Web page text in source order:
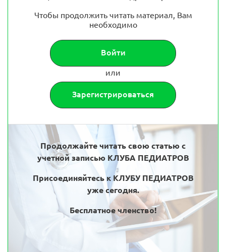
Чтобы продолжить читать материал, Вам
необходимо
Войти
или
Зарегистрироваться
Продолжайте читать свою статью с
учетной записью КЛУБА ПЕДИАТРОВ
Присоединяйтесь к КЛУБУ ПЕДИАТРОВ
уже сегодня.
Бесплатное членство!